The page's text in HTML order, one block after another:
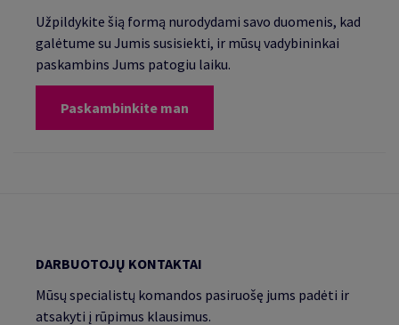
Užpildykite šią formą nurodydami savo duomenis, kad
galėtume su Jumis susisiekti, ir mūsų vadybininkai
paskambins Jums patogiu laiku.
Paskambinkite man
DARBUOTOJŲ KONTAKTAI
Mūsų specialistų komandos pasiruošę jums padėti ir
atsakyti į rūpimus klausimus.